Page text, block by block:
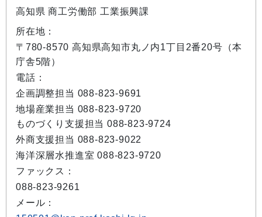
高知県 商工労働部 工業振興課
所在地：
〒780-8570 高知県高知市丸ノ内1丁目2番20号（本
庁舎5階）
電話：
企画調整担当 088-823-9691
地場産業担当 088-823-9720
ものづくり支援担当 088-823-9724
外商支援担当 088-823-9022
海洋深層水推進室 088-823-9720
ファックス：
088-823-9261
メール：